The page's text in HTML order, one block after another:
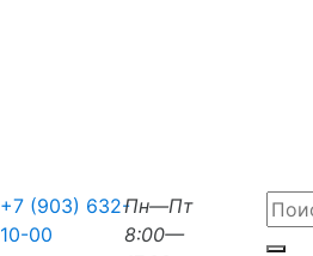
+7 (903) 632-
10-00
Пн—Пт
8:00—